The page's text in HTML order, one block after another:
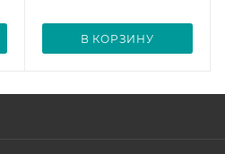
В КОРЗИНУ